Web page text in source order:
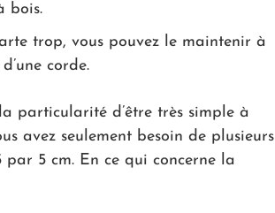
bois.
trop, vous pouvez le maintenir à
corde.
particularité d’être très simple à
avez seulement besoin de plusieurs
par 5 cm. En ce qui concerne la